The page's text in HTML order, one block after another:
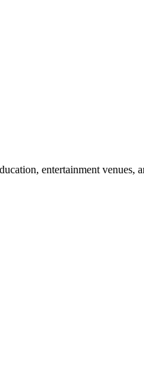
entertainment venues,